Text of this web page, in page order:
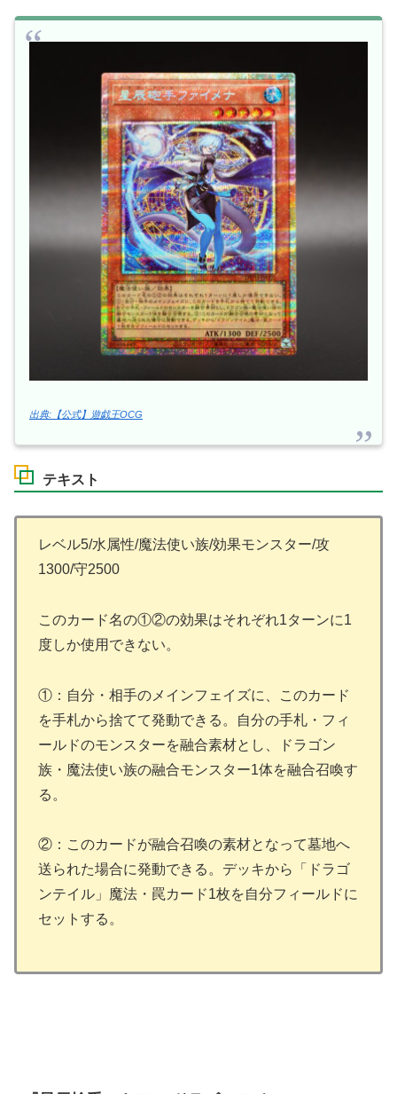
出典:【公式】遊戯王OCG
テキスト
レベル5/水属性/魔法使い族/効果モンスター/攻
1300/守2500
このカード名の①②の効果はそれぞれ1ターンに1
度しか使用できない。
①：自分・相手のメインフェイズに、このカード
を手札から捨てて発動できる。自分の手札・フィ
ールドのモンスターを融合素材とし、ドラゴン
族・魔法使い族の融合モンスター1体を融合召喚す
る。
②：このカードが融合召喚の素材となって墓地へ
送られた場合に発動できる。デッキから「ドラゴ
ンテイル」魔法・罠カード1枚を自分フィールドに
セットする。